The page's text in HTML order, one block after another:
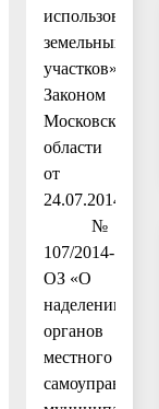
использования
земельных
участков»,
Законом
Московской
области
от
24.07.2014
№
107/2014-
ОЗ «О
наделении
органов
местного
самоуправления